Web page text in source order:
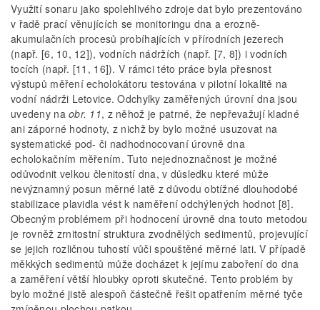
Využití sonaru jako spolehlivého zdroje dat bylo prezentováno
v řadě prací věnujících se monitoringu dna a erozně-
akumulačních procesů probíhajících v přírodních jezerech
(např. [6, 10, 12]), vodních nádržích (např. [7, 8]) i vodních
tocích (např. [11, 16]). V rámci této práce byla přesnost
výstupů měření echolokátoru testována v pilotní lokalitě na
vodní nádrži Letovice. Odchylky zaměřených úrovní dna jsou
uvedeny naobr. 11, z něhož je patrné, že nepřevažují kladné
ani záporné hodnoty, z nichž by bylo možné usuzovat na
systematické pod- či nadhodnocovaní úrovně dna
echolokačním měřením. Tuto nejednoznačnost je možné
odůvodnit velkou členitostí dna, v důsledku které může
nevýznamný posun měrné latě z důvodu obtížné dlouhodobé
stabilizace plavidla vést k naměření odchýlených hodnot [8].
Obecným problémem při hodnocení úrovně dna touto metodou
je rovněž zrnitostní struktura zvodnělých sedimentů, projevující
se jejich rozličnou tuhostí vůči spouštěné měrné lati. V případě
měkkých sedimentů může docházet k jejímu zaboření do dna
a zaměření větší hloubky oproti skutečné. Tento problém by
bylo možné jistě alespoň částečně řešit opatřením měrné tyče